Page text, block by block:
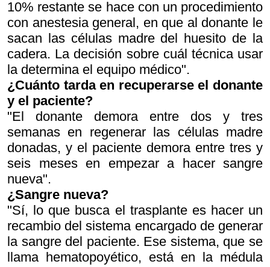
10% restante se hace con un procedimiento
con anestesia general, en que al donante le
sacan las células madre del huesito de la
cadera. La decisión sobre cuál técnica usar
la determina el equipo médico".
¿Cuánto tarda en recuperarse el donante
y el paciente?
"El donante demora entre dos y tres
semanas en regenerar las células madre
donadas, y el paciente demora entre tres y
seis meses en empezar a hacer sangre
nueva".
¿Sangre nueva?
"Sí, lo que busca el trasplante es hacer un
recambio del sistema encargado de generar
la sangre del paciente. Ese sistema, que se
llama hematopoyético, está en la médula